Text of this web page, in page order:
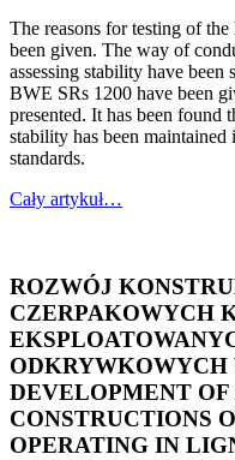
The reasons for testing of
been given. The way of
assessing stability have been
BWE SRs 1200 have been
presented. It has been found
stability has been
standards.
Cały artykuł…
ROZWÓJ
CZERPAKOWYCH
ODKRYWKOWYCH
DEVELOPMENT
CONSTRUCTIONS
OPERATING IN